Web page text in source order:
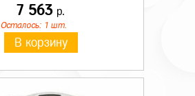
7 563 р.
Осталось: 1 шт.
В корзину